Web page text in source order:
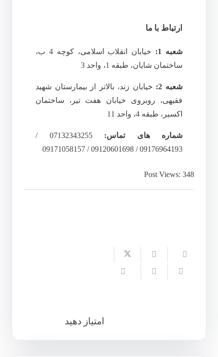
ارتباط با ما
شعبه 1:
خیابان انقلاب اسلامی، کوچه 4 ب،
ساختمان شایان، طبقه 1، واحد 3
شعبه 2:
خیابان زند، بالاتر از بیمارستان شهید
فقیهی، روبروی خیابان هفت تیر، ساختمان
اکسیر، طبقه 4، واحد 11
شماره های تماس:
07132343255 /
09176964193 / 09120601698 / 09171058157
Post Views: 348
امتیاز دهید